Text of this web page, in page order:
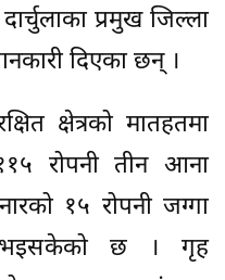
प्रमुख जिल्ला
दिएका छन् ।
क्षेत्रको मातहतमा
रोपनी तीन आना
१५ रोपनी जग्गा
भइसकेको छ । गृह